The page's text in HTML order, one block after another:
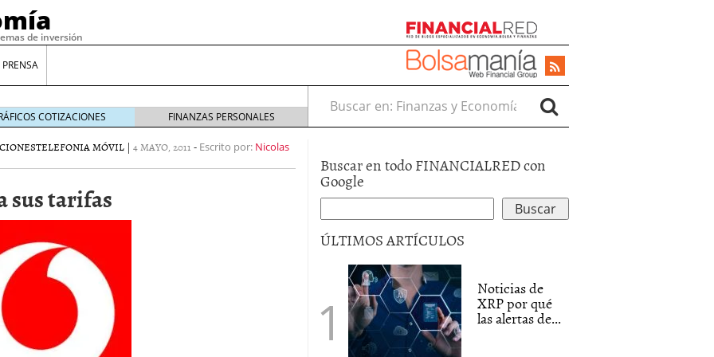
de inversión
¿Por qué el Préstamo Promotor privado
12 de diciembre de 2025
aprovechar esta opción para gestionar tus
de 2025
es una decisión financiera: cómo anticiparte
COTIZACIONES FINANZAS PERSONALES
Buscar en:
TELEFONIA MÓVIL | 4 MAYO, 2011 - Escrito por: Nicolas
sus tarifas
Buscar en todo FINANCIALRED con
Google
ÚLTIMOS ARTÍCULOS
Noticias de
XRP por qué
las alertas de...